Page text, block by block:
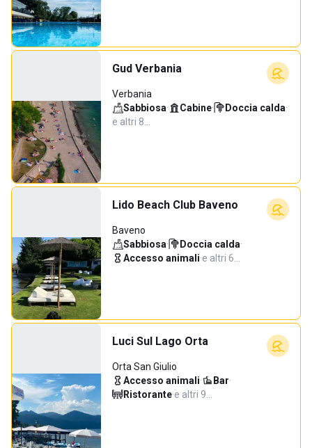
Gud Verbania
Verbania
Sabbiosa· Cabine· Doccia calda·
e altri 8…
Lido Beach Club Baveno
Baveno
Sabbiosa· Doccia calda·
Accesso animali·e altri 6…
Luci Sul Lago Orta
Orta San Giulio
Accesso animali· Bar·
Ristorante·e altri 9…